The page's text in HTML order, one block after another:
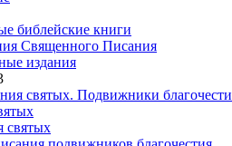
библейские книги
Священного Писания
издания
святых. Подвижники
святых